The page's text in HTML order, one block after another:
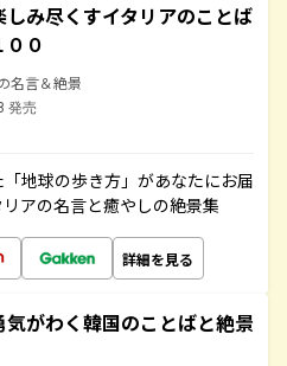
しみ尽くすイタリアのことば
００
名言＆絶景
発売
地球の歩き方」があなたにお届
アの名言と癒やしの絶景集
詳細を見る
気がわく韓国のことばと絶景